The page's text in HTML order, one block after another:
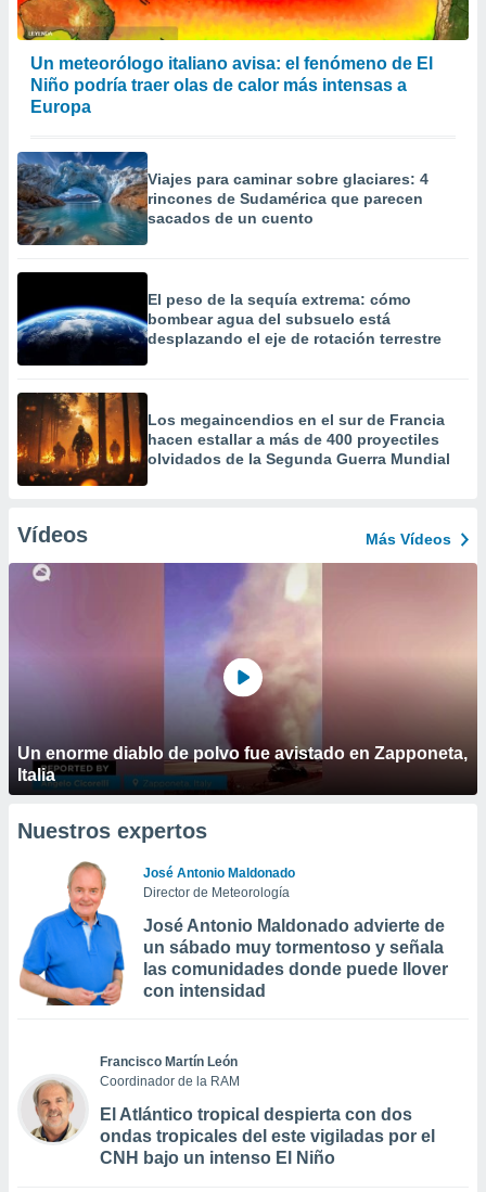
Un meteorólogo italiano avisa: el fenómeno de El
Niño podría traer olas de calor más intensas a
Europa
Viajes para caminar sobre glaciares: 4
rincones de Sudamérica que parecen
sacados de un cuento
El peso de la sequía extrema: cómo
bombear agua del subsuelo está
desplazando el eje de rotación terrestre
Los megaincendios en el sur de Francia
hacen estallar a más de 400 proyectiles
olvidados de la Segunda Guerra Mundial
Vídeos Más Vídeos
Un enorme diablo de polvo fue avistado en Zapponeta,
Italia
Nuestros expertos
José Antonio Maldonado
Director de Meteorología
José Antonio Maldonado advierte de
un sábado muy tormentoso y señala
las comunidades donde puede llover
con intensidad
Francisco Martín León
Coordinador de la RAM
El Atlántico tropical despierta con dos
ondas tropicales del este vigiladas por el
CNH bajo un intenso El Niño